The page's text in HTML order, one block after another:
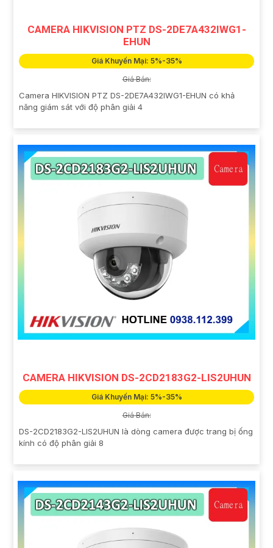
CAMERA HIKVISION PTZ DS-2DE7A432IWG1-
EHUN
Giá Khuyến Mại: 5%-35%
Giá Bán:
Camera HIKVISION PTZ DS-2DE7A432IWG1-EHUN có khả
năng giám sát với độ phân giải 4
CAMERA HIKVISION DS-2CD2183G2-LIS2UHUN
Giá Khuyến Mại: 5%-35%
Giá Bán:
DS-2CD2183G2-LIS2UHUN là dòng camera được trang bị ống
kính có độ phân giải 8